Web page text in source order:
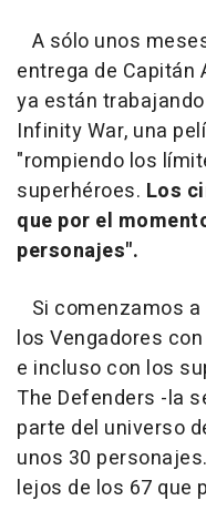
A sólo unos
entrega de Capitán
ya están
Infinity War, una
"rompiendo los
superhéroes. Los
que por el
personajes".
Si comenzamos
los Vengadores
e incluso con los
The Defenders -la
parte del universo
unos 30
lejos de los 67 que